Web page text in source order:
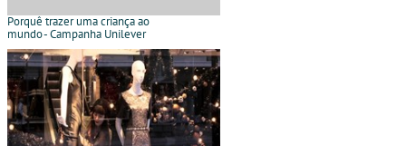
Porquê trazer uma criança ao
mundo - Campanha Unilever